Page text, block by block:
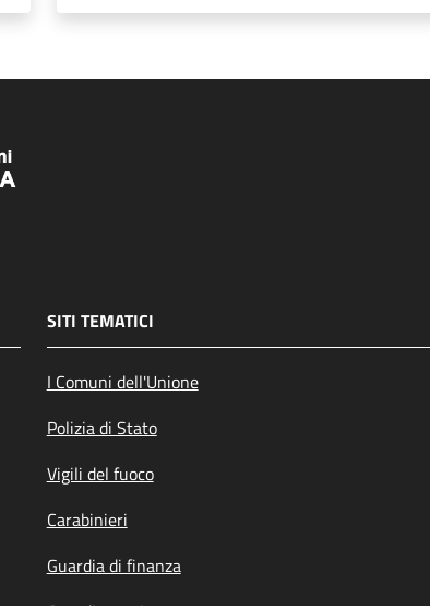
SITI TEMATICI
I Comuni dell'Unione
Polizia di Stato
Vigili del fuoco
Carabinieri
Guardia di finanza